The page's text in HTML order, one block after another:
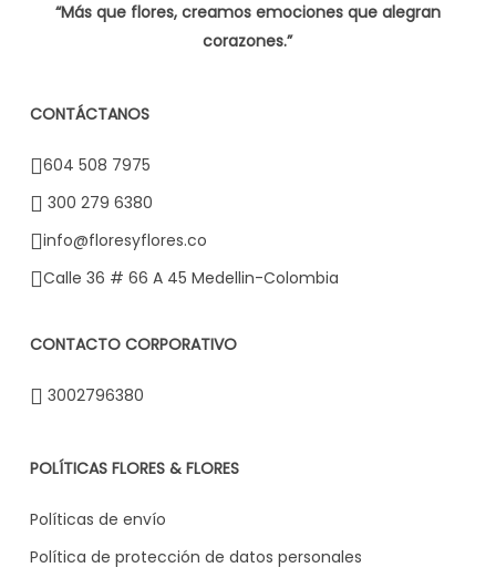
“Más que flores, creamos emociones que alegran
corazones.”
CONTÁCTANOS
604 508 7975
300 279 6380
info@floresyflores.co
Calle 36 # 66 A 45 Medellin-Colombia
CONTACTO CORPORATIVO
3002796380
POLÍTICAS FLORES & FLORES
Políticas de envío
Política de protección de datos personales